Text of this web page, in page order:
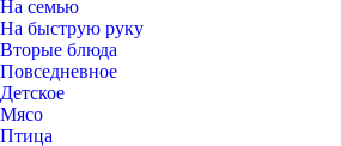
На семью
На быструю руку
Вторые блюда
Повседневное
Детское
Мясо
Птица